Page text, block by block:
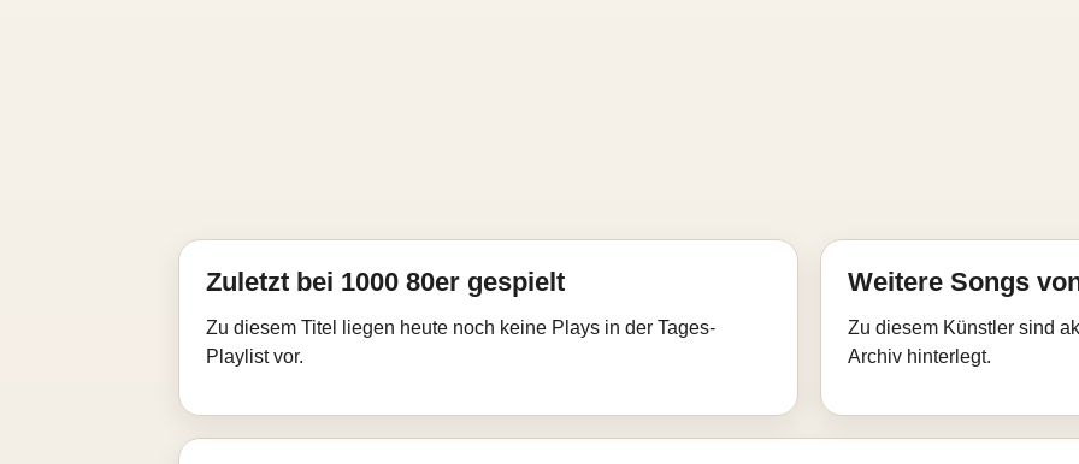
Zuletzt bei 1000 80er gespielt
Zu diesem Titel liegen heute noch keine Plays in der Tages-
Playlist vor.
Weitere Songs
Zu diesem Künstler sind
Archiv hinterlegt.